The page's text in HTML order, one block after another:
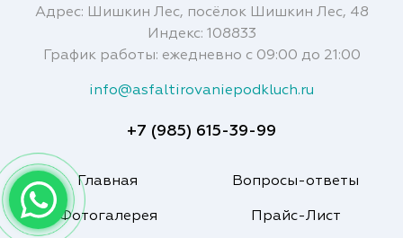
Адрес: Шишкин Лес, посёлок Шишкин Лес, 48
Индекс: 108833
График работы: ежедневно с 09:00 до 21:00
info@asfaltirovaniepodkluch.ru
+7 (985) 615-39-99
Главная Вопросы-ответы
Фотогалерея Прайс-Лист